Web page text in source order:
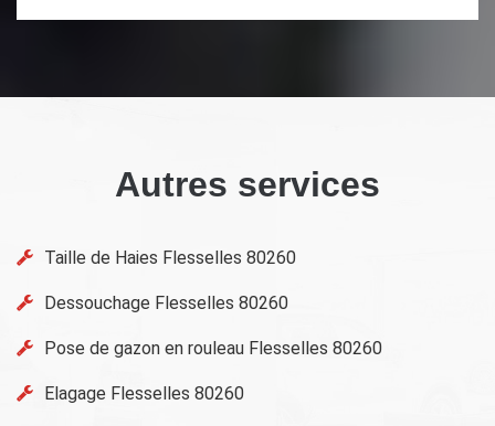
Autres services
Taille de Haies Flesselles 80260
Dessouchage Flesselles 80260
Pose de gazon en rouleau Flesselles 80260
Elagage Flesselles 80260